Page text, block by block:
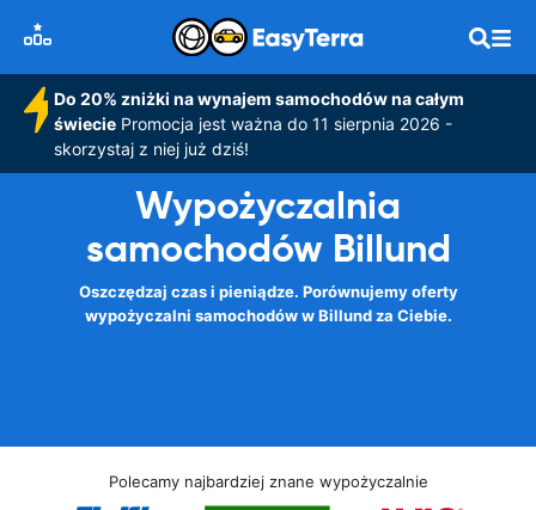
Do 20% zniżki na wynajem samochodów na całym
świeciePromocja jest ważna do 11 sierpnia 2026 -
skorzystaj z niej już dziś!
Wypożyczalnia
samochodów Billund
Oszczędzaj czas i pieniądze. Porównujemy oferty
wypożyczalni samochodów w Billund za Ciebie.
Polecamy najbardziej znane wypożyczalnie